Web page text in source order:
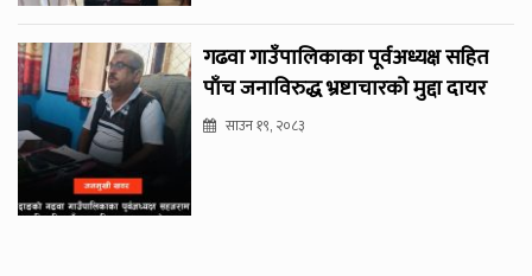
गढवा गाउँपालिकाका पूर्वअध्यक्ष सहित
पाँच जनाविरुद्ध भ्रष्टाचारको मुद्दा दायर
साउन १९, २०८३